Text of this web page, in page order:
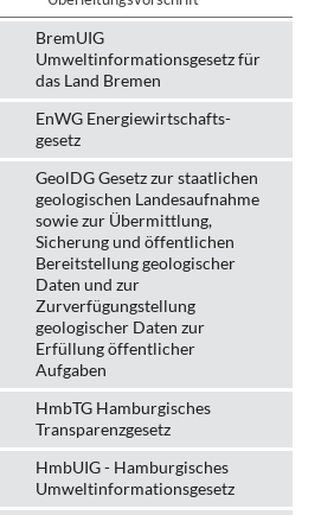
BremUIG
Umweltinformationsgesetz für
das Land Bremen
EnWG Energiewirtschafts-
gesetz
GeolDG Gesetz zur staatlichen
geologischen Landesaufnahme
sowie zur Übermittlung,
Sicherung und öffentlichen
Bereitstellung geologischer
Daten und zur
Zurverfügungstellung
geologischer Daten zur
Erfüllung öffentlicher
Aufgaben
HmbTG Hamburgisches
Transparenzgesetz
HmbUIG - Hamburgisches
Umweltinformationsgesetz